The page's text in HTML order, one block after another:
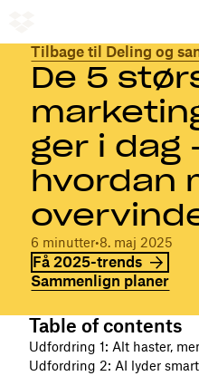
Tilbage til Deling og
De 5
ger i dag
hvordan
6 minutter•8. maj 2025
Få 2025-trends
Sammenlign planer
Table of contents
Udfordring 1: Alt haster,
Udfordring 2: AI lyder